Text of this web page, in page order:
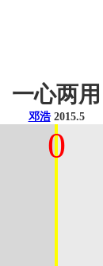
一心两用
邓浩2015.5
0